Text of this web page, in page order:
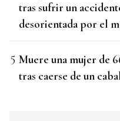
tras sufrir un
desorientada por el
Muere una mujer de
tras caerse de un